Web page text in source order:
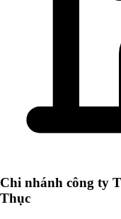
Chi nhánh công ty
Thục